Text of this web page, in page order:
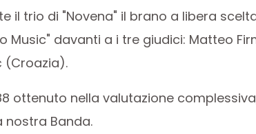
il trio di "Novena" il brano a libera
Music" davanti a i tre giudici: Matteo
(Croazia).
ottenuto nella valutazione
nostra Banda.